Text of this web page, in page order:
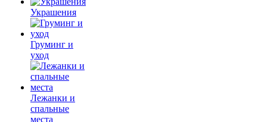
Украшения
Груминг и
уход
Лежанки и
спальные
места